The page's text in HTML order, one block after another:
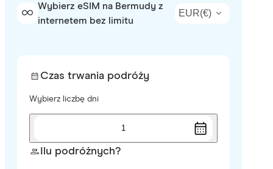
Wybierz eSIM na Bermudy z
internetem bez limitu
EUR(€)
Czas trwania podróży
Wybierz liczbę dni
1
Ilu podróżnych?